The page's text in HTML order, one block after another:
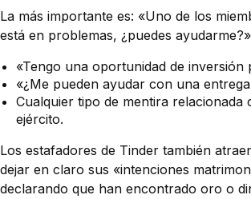
La más importante es: «Uno de los
está en problemas, ¿puedes
«Tengo una oportunidad de inversión
«¿Me pueden ayudar con una
Cualquier tipo de mentira relacionada
ejército.
Los estafadores de Tinder también
dejar en claro sus «intenciones
declarando que han encontrado oro o